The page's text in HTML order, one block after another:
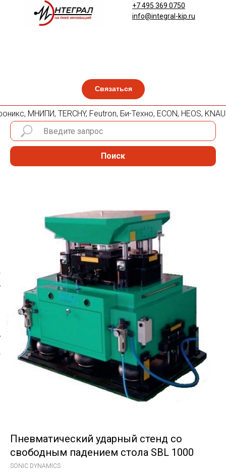
Связаться
+7 495 369 0750
info@integral-kip.ru
МНИПИ, TERCHY, Feutron, Би-Техно, ECON, HEOS,
Поиск
Пневматический ударный стенд со
свободным падением стола SBL 1000
SONIC DYNAMICS